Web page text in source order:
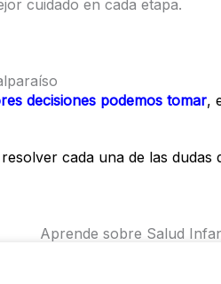
cuidado en cada etapa.
decisiones podemos tomar,
cada una de las
Aprende sobre Salud